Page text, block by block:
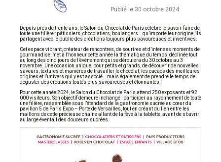
Publié le 30 octobre 2024
Depuis près de trente ans, le Salon du Chocolat de Paris célèbre le savoir-faire de
toute une filière : pâtissiers, chocolatiers, boulangers… qu’importe leur origine, ils
partagent avec le public des créations toujours plus savoureuses et inventives.
Cet espace vibrant, créateur de rencontres, de sourires et d’intenses moments de
gourmandise, met à l’honneur cette année la thématique du temps, déclinée tout
au long des cinq jours de l’événement qui se déroulera du 30 octobre au 3
novembre. Une occasion unique, pour petits et grands, de découvrir de nouvelles
saveurs, textures et manières de travailler le chocolat, les cacaos des meilleures
origines et l’univers qui y est associé… mais également de prendre le temps de
déguster des créations toutes plus savoureuses et étonnantes !
Pour cette année 2024, le Salon du Chocolat de Paris attend 250 exposants et 92
000 visiteurs. Son objectif demeure inchangé : participer au rayonnement de toute
une filière, rassemblée sous l’étendard de la gastronomie sucrée au cœur du
pavillon 5 de Paris Expo – Porte de Versailles, tout en créant du lien entre les
maillons de cette précieuse chaine allant de la fève à la tablette, avant de s’ouvrir
au large éventail des douceurs sucrées.